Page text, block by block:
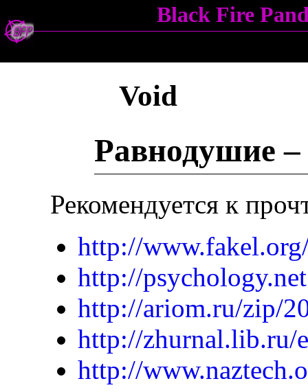
Black Fire
Void
Равнодушие
Рекомендуется к
http://
http://
http://ariom.ru/zip/
http://zhurnal.lib.ru/
http://